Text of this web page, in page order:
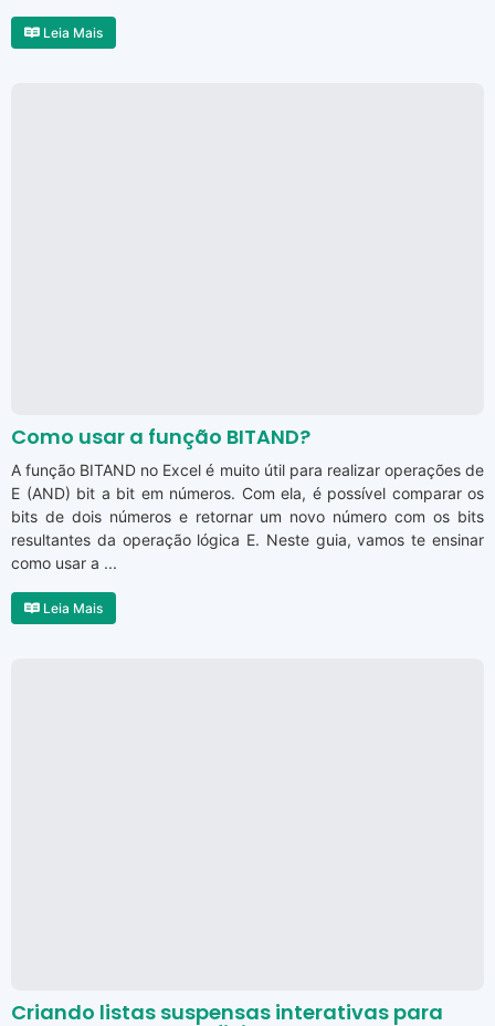
Leia Mais
Como usar a função BITAND?
A função BITAND no Excel é muito útil para realizar operações de
E (AND) bit a bit em números. Com ela, é possível comparar os
bits de dois números e retornar um novo número com os bits
resultantes da operação lógica E. Neste guia, vamos te ensinar
como usar a ...
Leia Mais
Criando listas suspensas interativas para